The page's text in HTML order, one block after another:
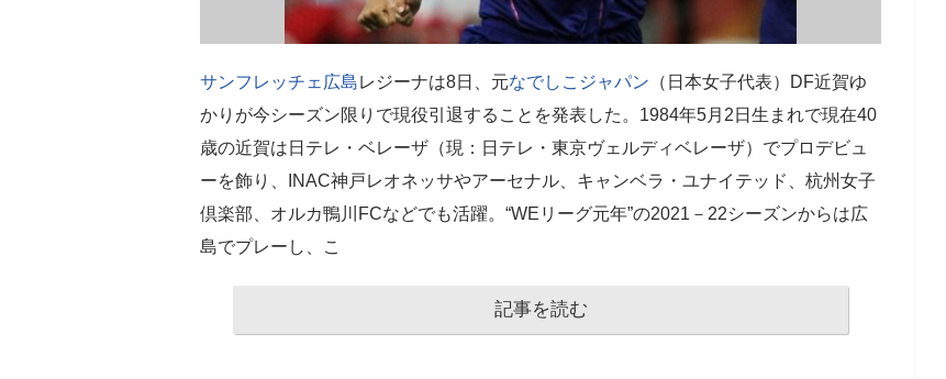
サンフレッチェ広島レジーナは8日、元なでしこジャパン （日本女子代表）DF近賀ゆ
かりが今シーズン限りで現役引退することを発表した。1984年5月2日生まれで現在40
歳の近賀は日テレ・ベレーザ（現：日テレ・東京ヴェルディベレーザ）でプロデビュ
ーを飾り、INAC神戸レオネッサやアーセナル、キャンベラ・ユナイテッド、杭州女子
倶楽部、オルカ鴨川FCなどでも活躍。“WEリーグ元年”の2021－22シーズンからは広
島でプレーし、こ
記事を読む